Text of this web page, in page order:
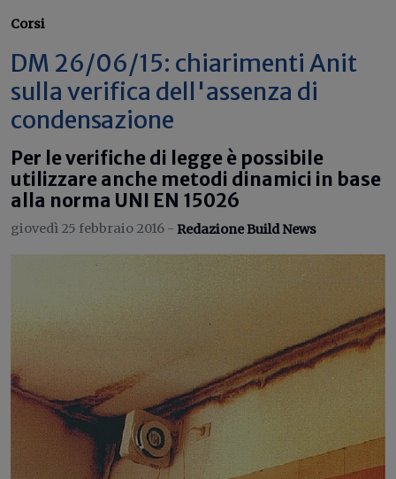
Corsi
DM 26/06/15: chiarimenti Anit
sulla verifica dell'assenza di
condensazione
Per le verifiche di legge è possibile
utilizzare anche metodi dinamici in base
alla norma UNI EN 15026
giovedì 25 febbraio 2016 - Redazione Build News